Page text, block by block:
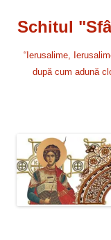
conținut
Schitul
“Ierusalime,
după cum adună